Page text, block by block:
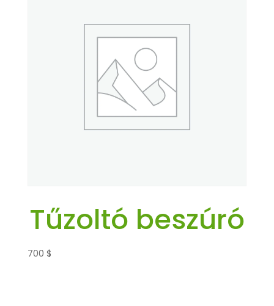
Tűzoltó beszúró
700 $